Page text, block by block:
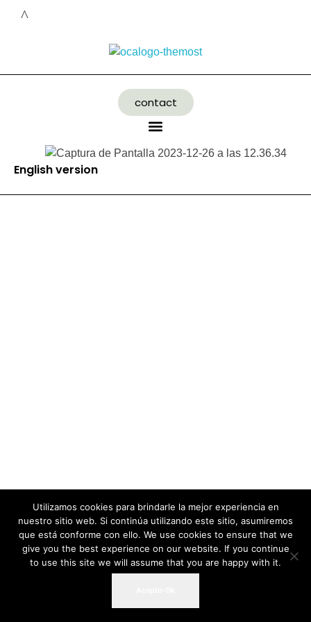
contact
English version
Utilizamos cookies para brindarle la mejor experiencia en
nuestro sitio web. Si continúa utilizando este sitio, asumiremos
que está conforme con ello. We use cookies to ensure that we
give you the best experience on our website. If you continue
to use this site we will assume that you are happy with it.